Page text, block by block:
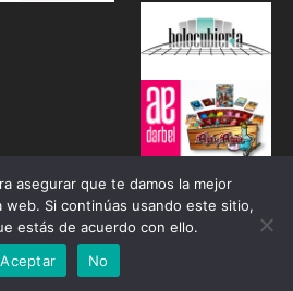
|Theme: Awaken by
asegurar que te damos la mejor
Si continúas usando este sitio,
estás de acuerdo con ello.
Aceptar
No